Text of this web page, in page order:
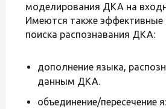
моделирования ДКА на
Имеются также эффективные
поиска распознавания ДКА:
дополнение языка,
данным ДКА.
объединение/пересечение